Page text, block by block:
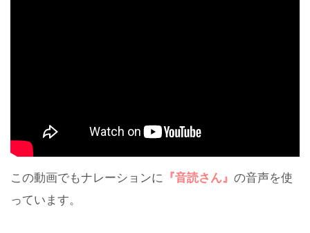
この動画でもナレーションに 『音読さん』 の音声を使
っています。